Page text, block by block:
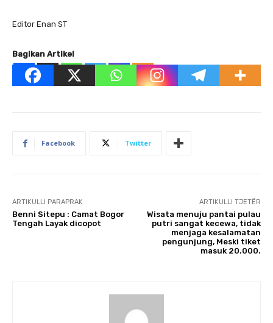
Editor Enan ST
Bagikan Artikel
Facebook Twitter
ARTIKULLI PARAPRAK
Benni Sitepu : Camat Bogor
Tengah Layak dicopot
ARTIKULLI TJETËR
Wisata menuju pantai pulau
putri sangat kecewa, tidak
menjaga kesalamatan
pengunjung, Meski tiket
masuk 20.000.